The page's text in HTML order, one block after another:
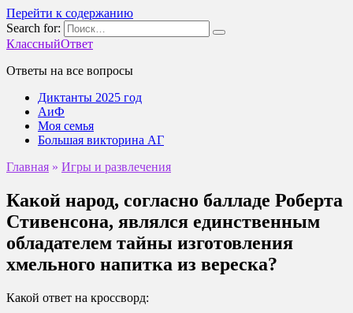
Перейти к содержанию
Search for:
КлассныйОтвет
Ответы на все вопросы
Диктанты 2025 год
АиФ
Моя семья
Большая викторина АГ
Главная » Игры и развлечения
Какой народ, согласно балладе Роберта
Стивенсона, являлся единственным
обладателем тайны изготовления
хмельного напитка из вереска?
Какой ответ на кроссворд: